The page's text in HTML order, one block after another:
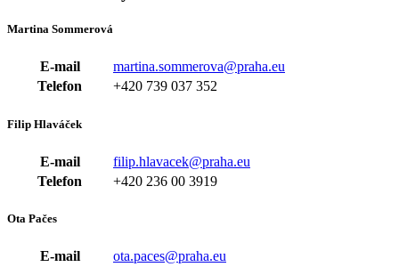
Martina Sommerová
E-mail
martina.sommerova@praha.eu
Telefon
+420 739 037 352
Filip Hlaváček
E-mail
filip.hlavacek@praha.eu
Telefon
+420 236 00 3919
Ota Pačes
E-mail
ota.paces@praha.eu